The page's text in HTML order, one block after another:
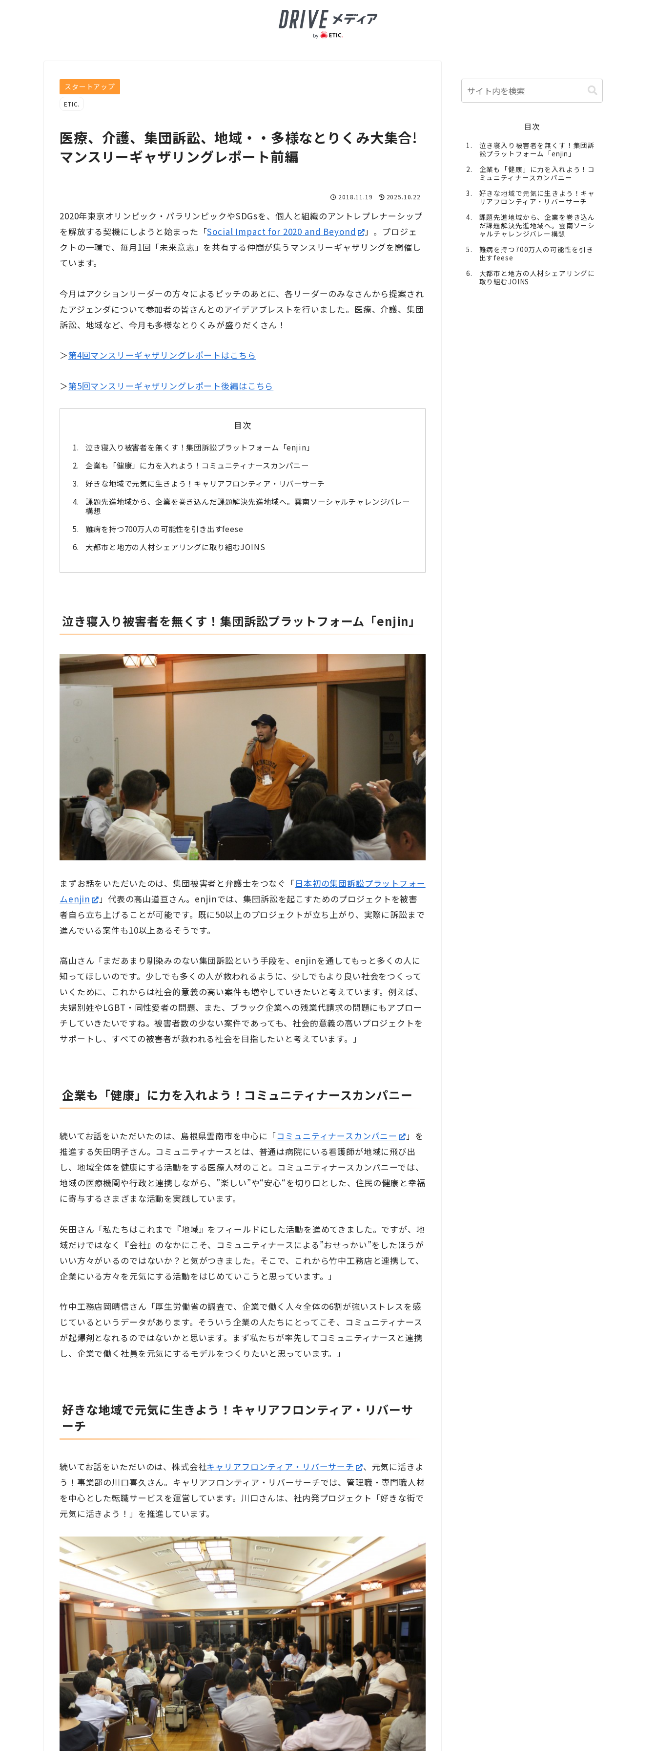
スタートアップ
ETIC.
医療、介護、集団訴訟、地域・・多様なとりくみ大集合!
マンスリーギャザリングレポート前編
2018.11.19 2025.10.22
2020年東京オリンピック・パラリンピックやSDGsを、個人と組織のアントレプレナーシップ
を解放する契機にしようと始まった「Social Impact for 2020 and Beyond
」。プロジェ
クトの一環で、毎月 1回「未来意志」を共有する仲間が集うマンスリーギャザリングを開催し
ています。
今月はアクションリーダーの方々によるピッチのあとに、各リーダーのみなさんから提案され
たアジェンダについて参加者の皆さんとのアイデアブレストを行いました。医療、介護、集団
訴訟、地域など、今月も多様なとりくみが盛りだくさん！
＞第4回マンスリーギャザリングレポートはこちら
＞第5回マンスリーギャザリングレポート後編はこちら
目次
泣き寝入り被害者を無くす！集団訴訟プラットフォーム「enjin」
企業も「健康」に力を入れよう！コミュニティナースカンパニー
好きな地域で元気に生きよう！キャリアフロンティア・リバーサーチ
課題先進地域から、企業を巻き込んだ課題解決先進地域へ。雲南ソーシャルチャレンジバレー
構想
難病を持つ700万人の可能性を引き出すfeese
大都市と地方の人材シェアリングに取り組むJOINS
泣き寝入り被害者を無くす！集団訴訟プラットフォーム「enjin」
まずお話をいただいたのは、集団被害者と弁護士をつなぐ「日本初の集団訴訟プラットフォー
ムenjin 」代表の高山道亘さん。 enjinでは、集団訴訟を起こすためのプロジェクトを被害
者自ら立ち上げることが可能です。既に50以上のプロジェクトが立ち上がり、実際に訴訟まで
進んでいる案件も10以上あるそうです。
高山さん「まだあまり馴染みのない集団訴訟という手段を、 enjinを通してもっと多くの人に
知ってほしいのです。少しでも多くの人が救われるように、少しでもより良い社会をつくって
いくために、これからは社会的意義の高い案件も増やしていきたいと考えています。例えば、
夫婦別姓やLGBT ・同性愛者の問題、また、ブラック企業への残業代請求の問題にもアプロー
チしていきたいですね。被害者数の少ない案件であっても、社会的意義の高いプロジェクトを
サポートし、すべての被害者が救われる社会を目指したいと考えています。」
企業も「健康」に力を入れよう！コミュニティナースカンパニー
続いてお話をいただいたのは、島根県雲南市を中心に「コミュニティナースカンパニー
」を
推進する矢田明子さん。コミュニティナースとは、普通は病院にいる看護師が地域に飛び出
し、地域全体を健康にする活動をする医療人材のこと。コミュニティナースカンパニーでは、
地域の医療機関や行政と連携しながら、”楽しい”や“安心“を切り口とした、住民の健康と幸福
に寄与するさまざまな活動を実践しています。
矢田さん「私たちはこれまで『地域』をフィールドにした活動を進めてきました。ですが、地
域だけではなく『会社』のなかにこそ、コミュニティナースによる”おせっかい”をしたほうが
いい方々がいるのではないか？と気がつきました。そこで、これから竹中工務店と連携して、
企業にいる方々を元気にする活動をはじめていこうと思っています。」
竹中工務店岡晴信さん「厚生労働省の調査で、企業で働く人々全体の6割が強いストレスを感
じているというデータがあります。そういう企業の人たちにとってこそ、コミュニティナース
が起爆剤となれるのではないかと思います。まず私たちが率先してコミュニティナースと連携
し、企業で働く社員を元気にするモデルをつくりたいと思っています。」
好きな地域で元気に生きよう！キャリアフロンティア・リバーサ
ーチ
続いてお話をいただいのは、株式会社キャリアフロンティア・リバーサーチ
、元気に活きよ
う！事業部の川口喜久さん。キャリアフロンティア・リバーサーチでは、管理職・専門職人材
を中心とした転職サービスを運営しています。川口さんは、社内発プロジェクト「好きな街で
元気に活きよう！」を推進しています。
目次
泣き寝入り被害者を無くす！集団訴
訟プラットフォーム「enjin」
企業も「健康」に力を入れよう！コ
ミュニティナースカンパニー
好きな地域で元気に生きよう！キャ
リアフロンティア・リバーサーチ
課題先進地域から、企業を巻き込ん
だ課題解決先進地域へ。雲南ソーシ
ャルチャレンジバレー構想
難病を持つ700万人の可能性を引き
出すfeese
大都市と地方の人材シェアリングに
取り組むJOINS